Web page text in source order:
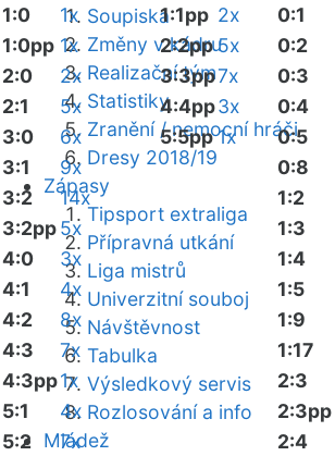
Soupiska
Změny v kádru
Realizační tým
Statistiky
Zranění / nemocní hráči
Dresy 2018/19
Zápasy
Tipsport extraliga
Přípravná utkání
Liga mistrů
Univerzitní souboj
Návštěvnost
Tabulka
Výsledkový servis
Rozlosování a info
Mládež
1:0
1x
1:0pp 1x
2:0
2x
2:1
5x
3:0
6x
3:1
9x
3:2
14x
3:2pp5x
4:0
3x
4:1
4x
4:2
8x
4:3
7x
4:3pp1x
5:1
4x
5:2
7x
1:1pp 2x
2:2pp5x
3:3pp7x
4:4pp3x
5:5pp1x
0:1
0:2
0:3
0:4
0:5
0:8
1:2
1:3
1:4
1:5
1:9
1:17
2:3
2:3pp
2:4